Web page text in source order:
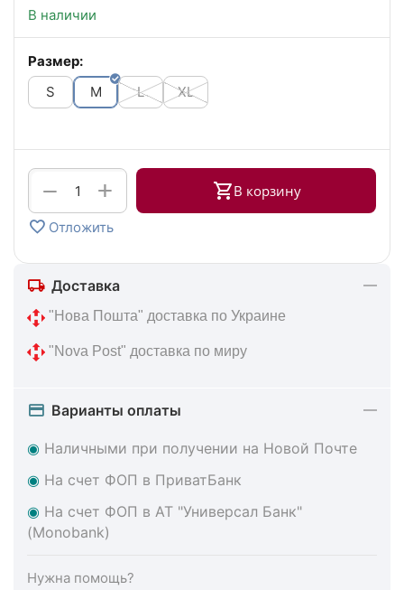
В наличии
Размер:
S
M L XL
+
− В корзину
Отложить
Доставка
"Нова Пошта" доставка по Украине
"Nova Post" доставка по миру
Варианты оплаты
◉ Наличными при получении на Новой Почте
◉ На счет ФОП в ПриватБанк
◉ На счет ФОП в АТ "Универсал Банк"
(Monobank)
Нужна помощь?